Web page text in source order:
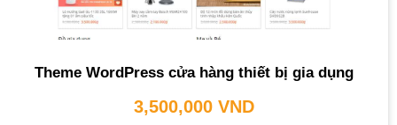
Theme WordPress cửa hàng thiết bị gia dụng
3,500,000 VND